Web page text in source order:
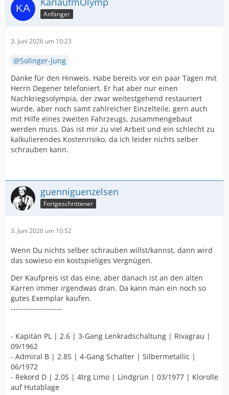
Anfänger
3. Juni 2026 um 10:23
Solinger-Jung
Danke für den Hinweis. Habe bereits vor ein paar Tagen mit
Herrn Degener telefoniert. Er hat aber nur einen
Nachkriegsolympia, der zwar weitestgehend restauriert
wurde, aber noch samt zahlreicher Einzelteile, gern auch
mit Hilfe eines zweiten Fahrzeugs, zusammengebaut
werden muss. Das ist mir zu viel Arbeit und ein schlecht zu
kalkulierendes Kostenrisiko, da ich leider nichts selber
schrauben kann.
guenniguenzelsen
Fortgeschrittener
3. Juni 2026 um 10:52
Wenn Du nichts selber schrauben willst/kannst, dann wird
das sowieso ein kostspieliges Vergnügen.
Der Kaufpreis ist das eine, aber danach ist an den alten
Karren immer irgendwas dran. Da kann man ein noch so
gutes Exemplar kaufen.
--------------------
- Kapitän PL | 2.6 | 3-Gang Lenkradschaltung | Rivagrau |
09/1962
- Admiral B | 2.8S | 4-Gang Schalter | Silbermetallic |
06/1972
- Rekord D | 2.0S | 4trg Limo | Lindgrün | 03/1977 | Klorolle
auf Hutablage